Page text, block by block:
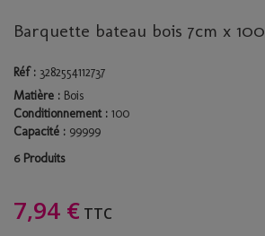
Barquette bateau bois 7cm x 100
Réf : 3282554112737
Matière : Bois
Conditionnement : 100
Capacité : 99999
6 Produits
7,94 € TTC